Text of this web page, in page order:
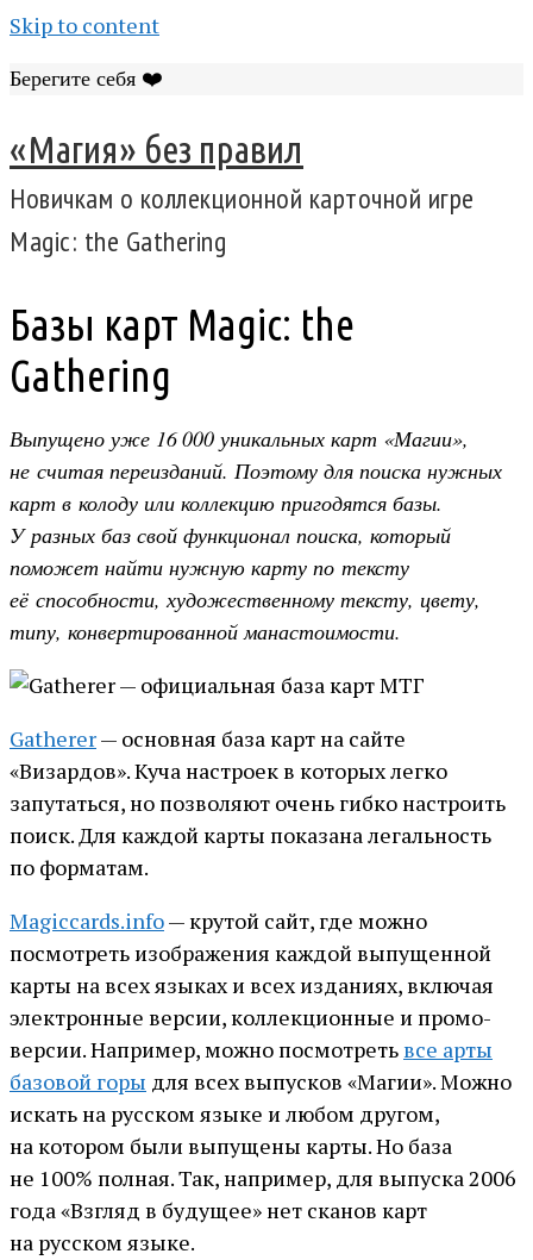
Skip to content
Берегите себя ❤️
«Магия» без правил
Новичкам о коллекционной карточной игре
Magic: the Gathering
Базы карт Magic: the
Gathering
Выпущено уже 16 000 уникальных карт «Магии»,
не считая переизданий. Поэтому для поиска нужных
карт в колоду или коллекцию пригодятся базы.
У разных баз свой функционал поиска, который
поможет найти нужную карту по тексту
её способности, художественному тексту, цвету,
типу, конвертированной манастоимости.
Gatherer— основная база карт на сайте
«Визардов». Куча настроек в которых легко
запутаться, но позволяют очень гибко настроить
поиск. Для каждой карты показана легальность
по форматам.
Magiccards.info— крутой сайт, где можно
посмотреть изображения каждой выпущенной
карты на всех языках и всех изданиях, включая
электронные версии, коллекционные и промо-
версии. Например, можно посмотреть все арты
базовой горы для всех выпусков «Магии». Можно
искать на русском языке и любом другом,
на котором были выпущены карты. Но база
не 100% полная. Так, например, для выпуска 2006
года «Взгляд в будущее» нет сканов карт
на русском языке.